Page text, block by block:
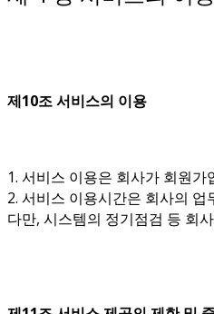
제10조 서비스의 이용
1. 서비스 이용은 회사가 회원
2. 서비스 이용시간은 회사의
다만, 시스템의 정기점검 등 회